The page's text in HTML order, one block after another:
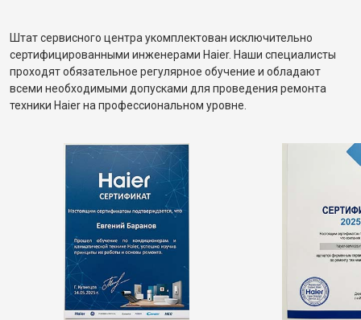
Штат сервисного центра укомплектован исключительно
сертифицированными инженерами Haier. Наши специалисты
проходят обязательное регулярное обучение и обладают
всеми необходимыми допусками для проведения ремонта
техники Haier на профессиональном уровне.